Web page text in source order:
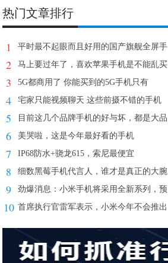
热门文章排行
1 平时最不起眼而且好用的国产旗舰全屏手
2 马上要过年了，喜欢苹果手机是不能乱买
3 5G都商用了 你能买到的5G手机只有
4 宅家只能视频聊天 这些前摄不错的手机
5 目前这几个品牌手机的好与坏，都是大品
6 美哭啦，这是今年最好看的手机
7 IP68防水+骁龙615，索尼最便宜
8 细数黑莓手机代言人，谁才是真正的大腕
9 劲爆消息：小米手机将采用全新系列，预
10 首席执行官雷军表示，小米今年不会推出